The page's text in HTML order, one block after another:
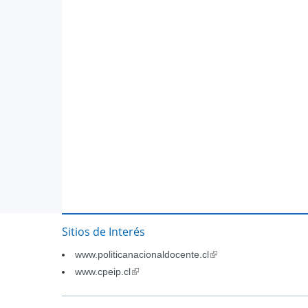
Sitios de Interés
www.politicanacionaldocente.cl(link
www.cpeip.cl(link
external)